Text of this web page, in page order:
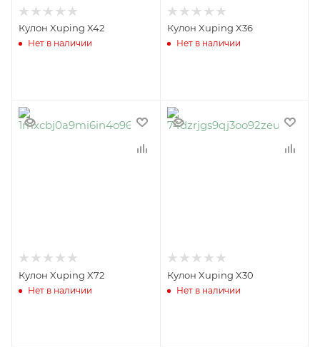
Кулон Xuping X42
Нет в наличии
Кулон Xuping X36
Нет в наличии
Кулон Xuping X72
Нет в наличии
Кулон Xuping X30
Нет в наличии